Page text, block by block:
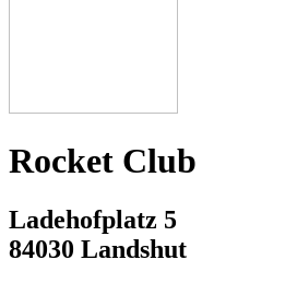
Rocket Club
Ladehofplatz 5
84030 Landshut